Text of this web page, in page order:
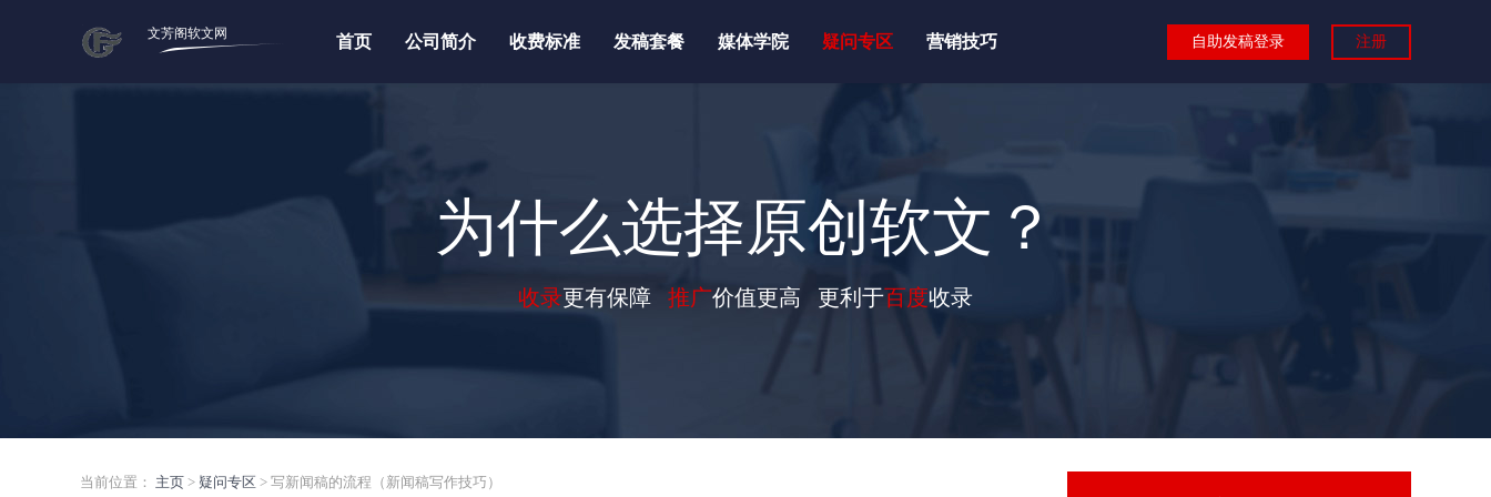
文芳阁软文网 首页 公司简介 收费标准 发稿套餐 媒体学院 疑问专区 营销技巧 自助发稿登录 注册
为什么选择原创软文？
收录更有保障 推广价值更高 更利于百度收录
当前位置： 主页 > 疑问专区 > 写新闻稿的流程（新闻稿写作技巧）